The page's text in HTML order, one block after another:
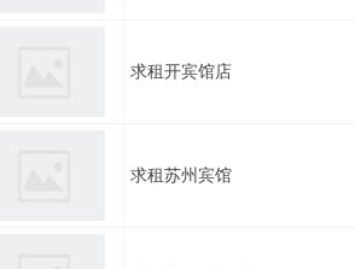
求租开宾馆店
求租苏州宾馆